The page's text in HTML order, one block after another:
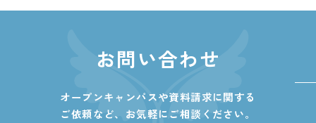
お問い合わせ
オープンキャンパスや資料請求に関する
ご依頼など、 お気軽にご相談ください。